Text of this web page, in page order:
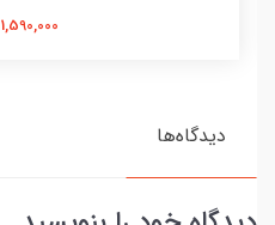
1,590,000 تومان
دیدگاه‌ها